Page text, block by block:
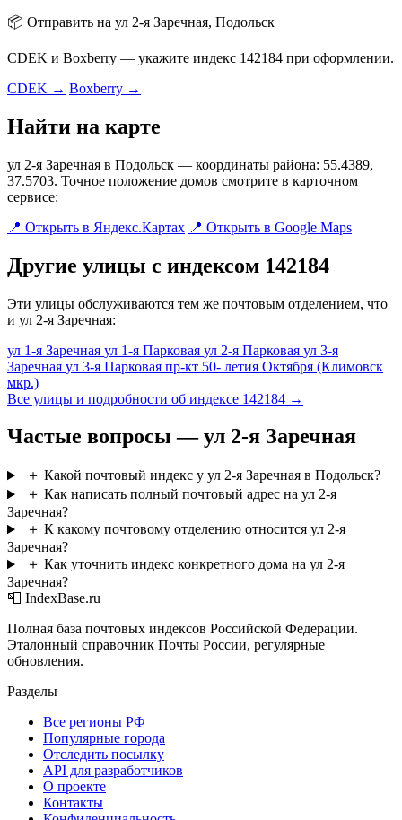
📦 Отправить на ул 2-я Заречная, Подольск
CDEK и Boxberry — укажите индекс 142184 при оформлении.
CDEK → Boxberry →
Найти на карте
ул 2-я Заречная в Подольск — координаты района: 55.4389,
37.5703. Точное положение домов смотрите в карточном
сервисе:
📍 Открыть в Яндекс.Картах 📍 Открыть в Google Maps
Другие улицы с индексом 142184
Эти улицы обслуживаются тем же почтовым отделением, что
и ул 2-я Заречная:
ул 1-я Заречная ул 1-я Парковая ул 2-я Парковая ул 3-я
Заречная ул 3-я Парковая пр-кт 50- летия Октября (Климовск
мкр.)
Все улицы и подробности об индексе 142184 →
Частые вопросы — ул 2-я Заречная
＋ Какой почтовый индекс у ул 2-я Заречная в Подольск?
＋ Как написать полный почтовый адрес на ул 2-я
Заречная?
＋ К какому почтовому отделению относится ул 2-я
Заречная?
＋ Как уточнить индекс конкретного дома на ул 2-я
Заречная?
📮 IndexBase.ru
Полная база почтовых индексов Российской Федерации.
Эталонный справочник Почты России, регулярные
обновления.
Разделы
Все регионы РФ
Популярные города
Отследить посылку
API для разработчиков
О проекте
Контакты